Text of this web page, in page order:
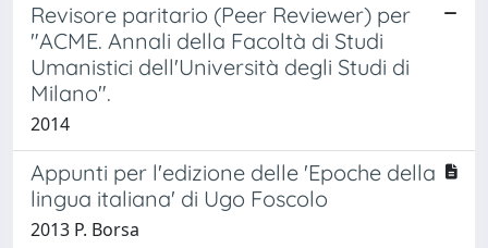
Revisore paritario (Peer Reviewer) per
"ACME. Annali della Facoltà di Studi
Umanistici dell'Università degli Studi di
Milano".
2014
Appunti per l'edizione delle 'Epoche della
lingua italiana' di Ugo Foscolo
2013 P. Borsa